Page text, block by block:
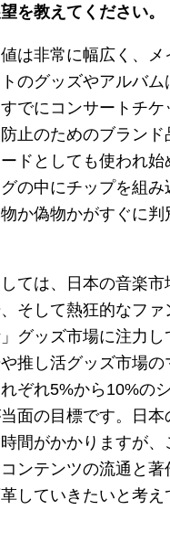
を教えてください。
は非常に幅広く、メ
のグッズやアルバム
でにコンサートチケ
止のためのブランド
ドとしても使われ始
の中にチップを組み
か偽物かがすぐに判
ては、日本の音楽市
そして熱狂的なファ
グッズ市場に注力し
推し活グッズ市場の
ぞれ5%から10%の
面の目標です。日本
間がかかりますが、
ンテンツの流通と著
していきたいと考え